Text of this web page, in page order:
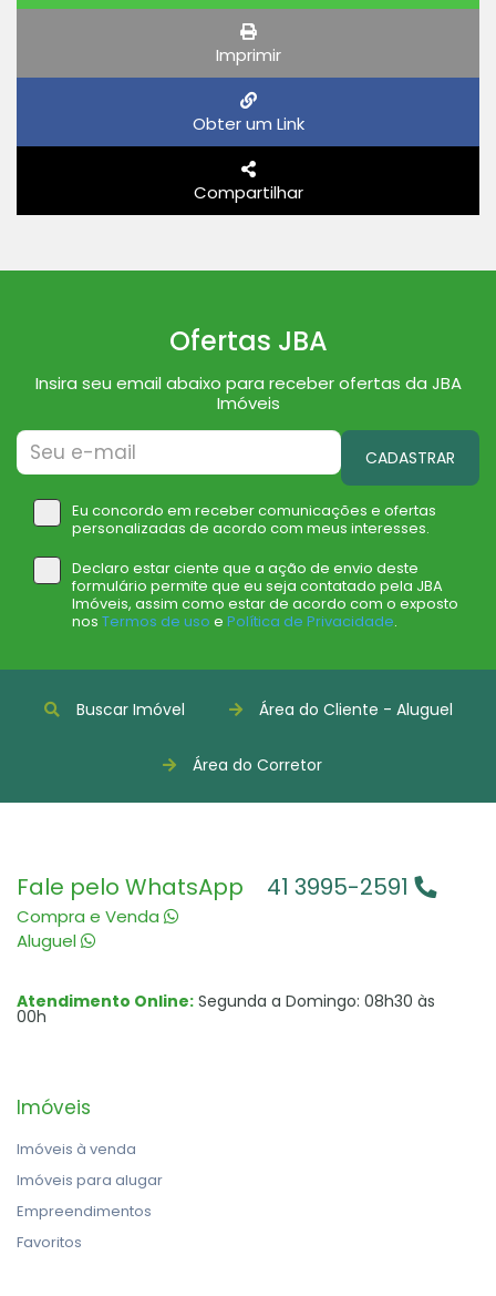
Imprimir
Obter um Link
Compartilhar
Ofertas JBA
Insira seu email abaixo para receber ofertas da JBA
Imóveis
CADASTRAR
Eu concordo em receber comunicações e ofertas
personalizadas de acordo com meus interesses.
Declaro estar ciente que a ação de envio deste
formulário permite que eu seja contatado pela JBA
Imóveis, assim como estar de acordo com o exposto
nos Termos de uso e Política de Privacidade.
Buscar Imóvel Área do Cliente - Aluguel
Área do Corretor
Fale pelo WhatsApp
Compra e Venda
Aluguel
41 3995-2591
Atendimento Online: Segunda a Domingo: 08h30 às
00h
Imóveis
Imóveis à venda
Imóveis para alugar
Empreendimentos
Favoritos